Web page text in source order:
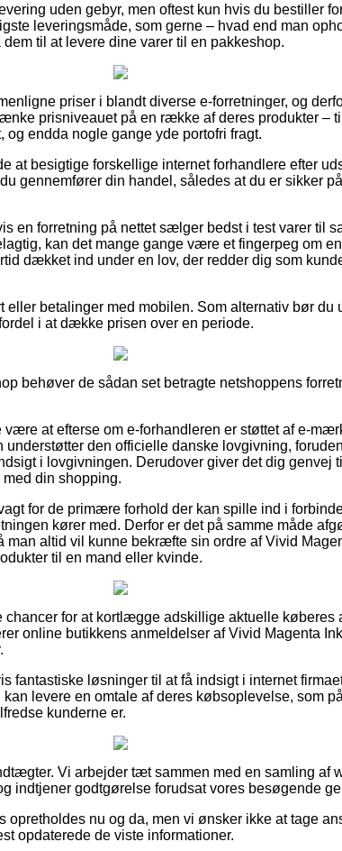
uden gebyr, men oftest kun hvis du bestiller
leveringsmåde, som gerne – hvad end man
til at levere dine varer til en pakkeshop.
priser i blandt diverse e-forretninger, og
prisniveauet på en række af deres produkter –
endda nogle gange yde portofri fragt.
at besigtige forskellige internet forhandlere efter
gennemfører din handel, således at du er sikker
en forretning på nettet sælger bedst i test varer til
kan det mange gange være et fingerpeg om
dækket ind under en lov, der redder dig som
eller betalinger med mobilen. Som alternativ bør du
i at dække prisen over en periode.
behøver de sådan set betragte netshoppens
at efterse om e-forhandleren er støttet af e-
den officielle danske lovgivning,
i lovgivningen. Derudover giver det dig genvej
din shopping.
for de primære forhold der kan spille ind i
kører med. Derfor er det på samme måde
altid vil kunne bekræfte sin ordre af Vivid
til en mand eller kvinde.
chancer for at kortlægge adskillige aktuelle køberes
online butikkens anmeldelser af Vivid Magenta
fantastiske løsninger til at få indsigt i internet
levere en omtale af deres købsoplevelse, som
kunderne er.
Vi arbejder tæt sammen med en samling af
indtjener godtgørelse forudsat vores besøgende
opretholdes nu og da, men vi ønsker ikke at tage
opdaterede de viste informationer.